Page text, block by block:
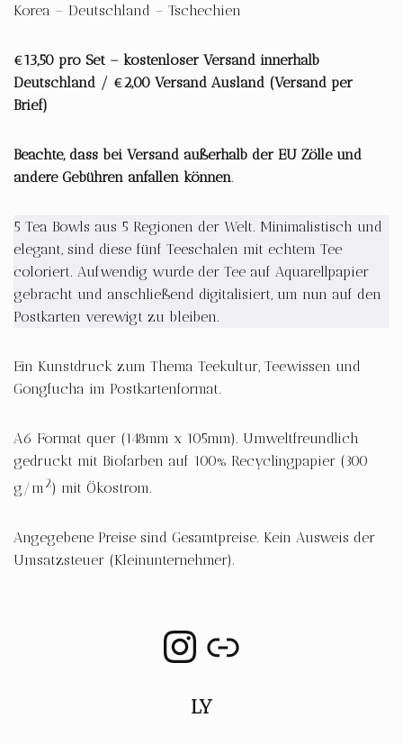
Korea – Deutschland – Tschechien
€13,50 pro Set – kostenloser Versand innerhalb
Deutschland / €2,00 Versand Ausland (Versand per
Brief)
Beachte, dass bei Versand außerhalb der EU Zölle und
andere Gebühren anfallen können.
5 Tea Bowls aus 5 Regionen der Welt. Minimalistisch und
elegant, sind diese fünf Teeschalen mit echtem Tee
coloriert. Aufwendig wurde der Tee auf Aquarellpapier
gebracht und anschließend digitalisiert, um nun auf den
Postkarten verewigt zu bleiben.
Ein Kunstdruck zum Thema Teekultur, Teewissen und
Gongfucha im Postkartenformat.
A6 Format quer (148mm x 105mm). Umweltfreundlich
gedruckt mit Biofarben auf 100% Recyclingpapier (300
g/m2) mit Ökostrom.
Angegebene Preise sind Gesamtpreise. Kein Ausweis der
Umsatzsteuer (Kleinunternehmer).
LY